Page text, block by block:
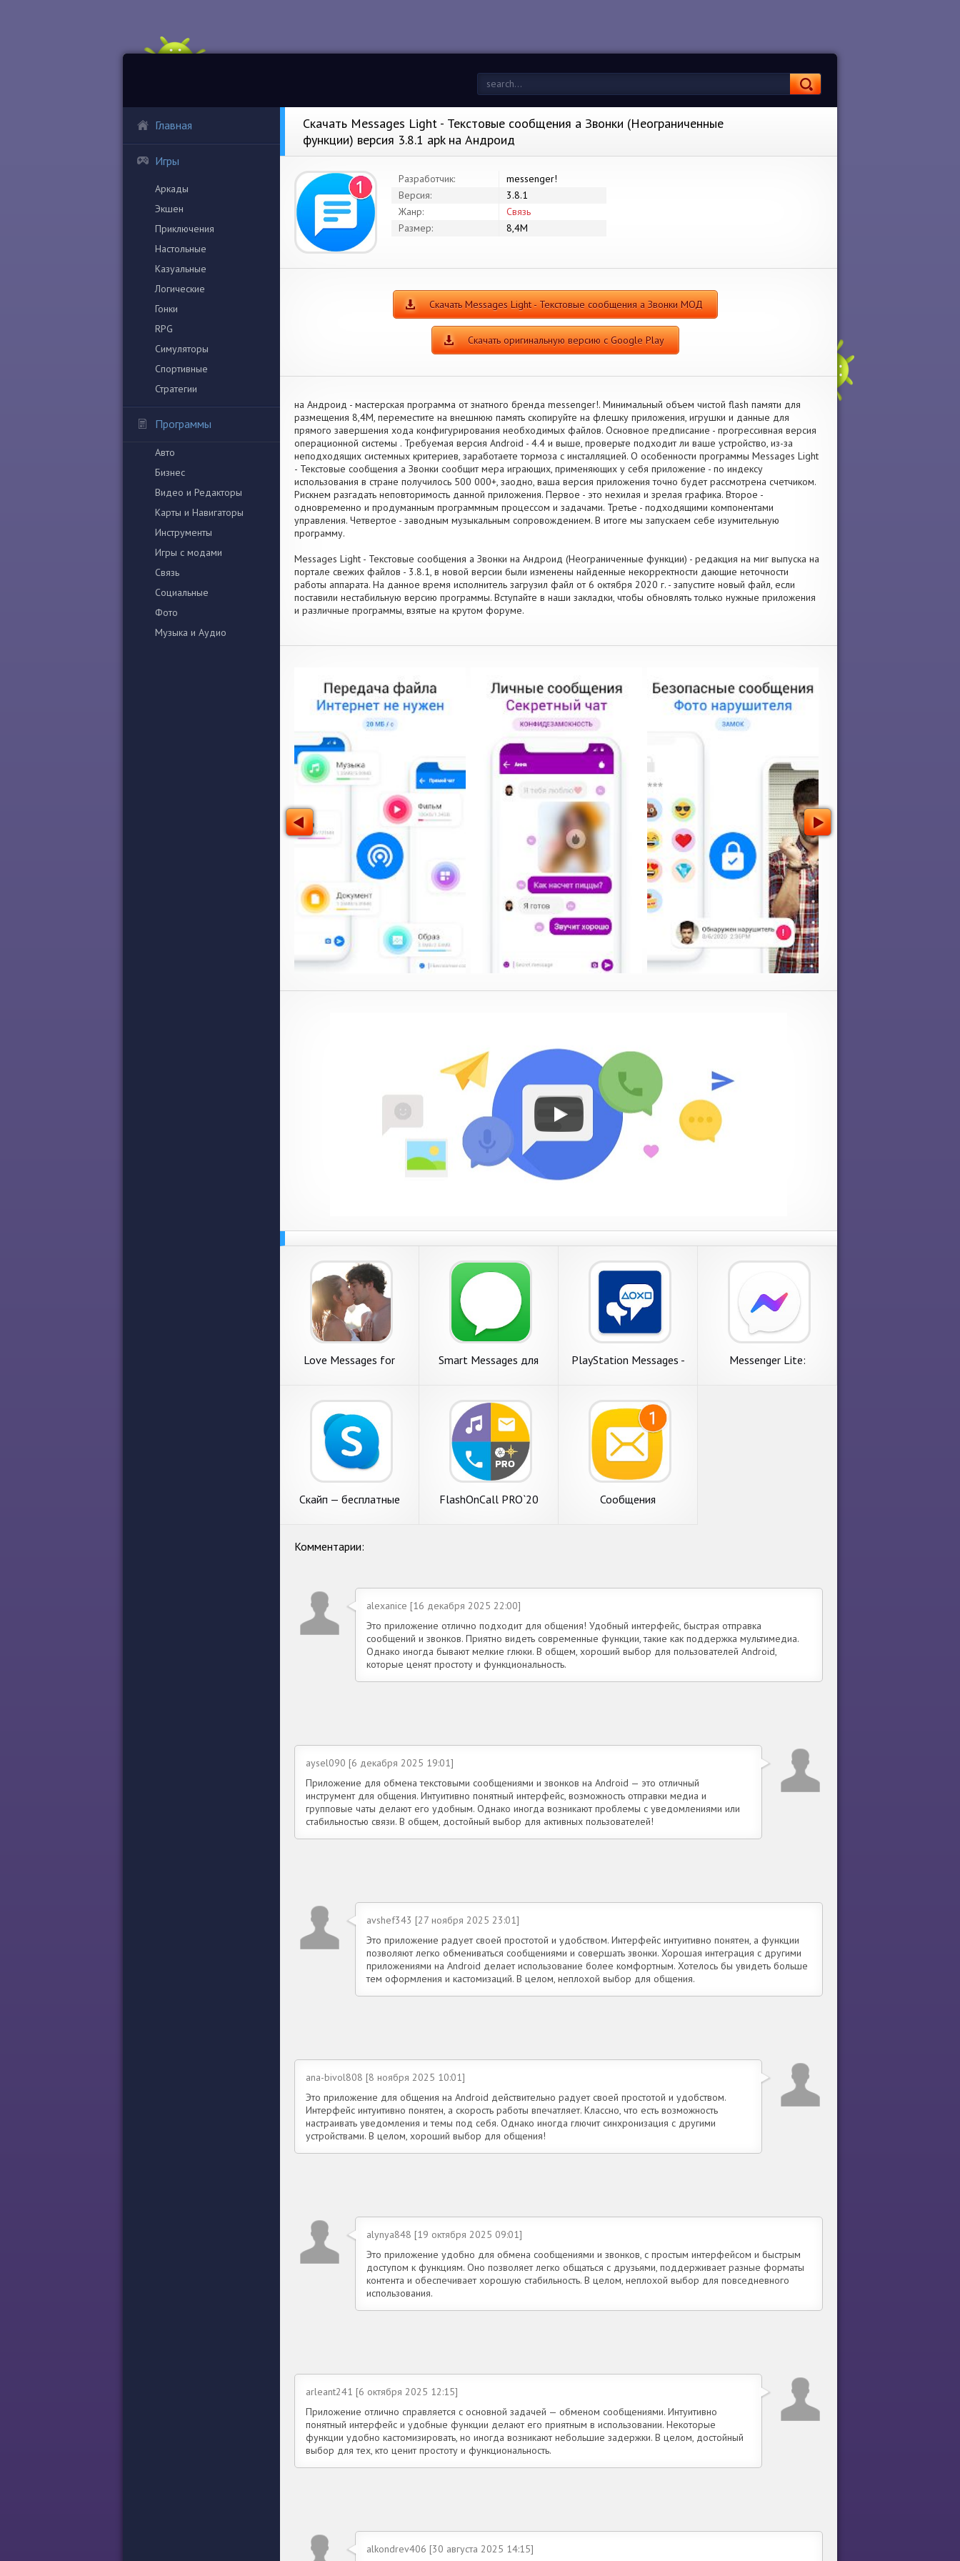
Главная
Игры
Аркады
Экшен
Приключения
Настольные
Казуальные
Логические
Гонки
RPG
Симуляторы
Спортивные
Стратегии
Программы
Авто
Бизнес
Видео и Редакторы
Карты и Навигаторы
Инструменты
Игры с модами
Связь
Социальные
Фото
Музыка и Аудио
Скачать Messages Light - Текстовые сообщения a Звонки (Неограниченные
функции) версия 3.8.1 apk на Андроид
Разработчик:
messenger!
Версия:
3.8.1
Жанр:
Связь
Размер:
8,4M
Скачать Messages Light - Текстовые сообщения a Звонки МОД
Скачать оригинальную версию с Google Play
на Андроид - мастерская программа от знатного бренда messenger!. Минимальный объем чистой flash памяти для
размещения 8,4M, переместите на внешнюю память скопируйте на флешку приложения, игрушки и данные для
прямого завершения хода конфигурирования необходимых файлов. Основное предписание - прогрессивная версия
операционной системы . Требуемая версия Android - 4.4 и выше, проверьте подходит ли ваше устройство, из-за
неподходящих системных критериев, заработаете тормоза с инсталляцией. О особенности программы Messages Light
- Текстовые сообщения a Звонки сообщит мера играющих, применяющих у себя приложение - по индексу
использования в стране получилось 500 000+, заодно, ваша версия приложения точно будет рассмотрена счетчиком.
Рискнем разгадать неповторимость данной приложения. Первое - это нехилая и зрелая графика. Второе -
одновременно и продуманным программным процессом и задачами. Третье - подходящими компонентами
управления. Четвертое - заводным музыкальным сопровождением. В итоге мы запускаем себе изумительную
программу.
Messages Light - Текстовые сообщения a Звонки на Андроид (Неограниченные функции) - редакция на миг выпуска на
портале свежих файлов - 3.8.1, в новой версии были изменены найденные некорректности дающие неточности
работы аппарата. На данное время исполнитель загрузил файл от 6 октября 2020 г. - запустите новый файл, если
поставили нестабильную версию программы. Вступайте в наши закладки, чтобы обновлять только нужные приложения
и различные программы, взятые на крутом форуме.
Love Messages for
Smart Messages для
PlayStation Messages -
Messenger Lite:
Скайп — бесплатные
FlashOnCall PRO`20
Сообщения
Комментарии:
alexanice [16 декабря 2025 22:00]
Это приложение отлично подходит для общения! Удобный интерфейс, быстрая отправка
сообщений и звонков. Приятно видеть современные функции, такие как поддержка мультимедиа.
Однако иногда бывают мелкие глюки. В общем, хороший выбор для пользователей Android,
которые ценят простоту и функциональность.
aysel090 [6 декабря 2025 19:01]
Приложение для обмена текстовыми сообщениями и звонков на Android — это отличный
инструмент для общения. Интуитивно понятный интерфейс, возможность отправки медиа и
групповые чаты делают его удобным. Однако иногда возникают проблемы с уведомлениями или
стабильностью связи. В общем, достойный выбор для активных пользователей!
avshef343 [27 ноября 2025 23:01]
Это приложение радует своей простотой и удобством. Интерфейс интуитивно понятен, а функции
позволяют легко обмениваться сообщениями и совершать звонки. Хорошая интеграция с другими
приложениями на Android делает использование более комфортным. Хотелось бы увидеть больше
тем оформления и кастомизаций. В целом, неплохой выбор для общения.
ana-bivol808 [8 ноября 2025 10:01]
Это приложение для общения на Android действительно радует своей простотой и удобством.
Интерфейс интуитивно понятен, а скорость работы впечатляет. Классно, что есть возможность
настраивать уведомления и темы под себя. Однако иногда глючит синхронизация с другими
устройствами. В целом, хороший выбор для общения!
alynya848 [19 октября 2025 09:01]
Это приложение удобно для обмена сообщениями и звонков, с простым интерфейсом и быстрым
доступом к функциям. Оно позволяет легко общаться с друзьями, поддерживает разные форматы
контента и обеспечивает хорошую стабильность. В целом, неплохой выбор для повседневного
использования.
arleant241 [6 октября 2025 12:15]
Приложение отлично справляется с основной задачей — обменом сообщениями. Интуитивно
понятный интерфейс и удобные функции делают его приятным в использовании. Некоторые
функции удобно кастомизировать, но иногда возникают небольшие задержки. В целом, достойный
выбор для тех, кто ценит простоту и функциональность.
alkondrev406 [30 августа 2025 14:15]